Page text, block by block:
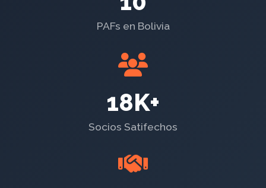
PAFs en Bolivia
18K+
Socios Satifechos